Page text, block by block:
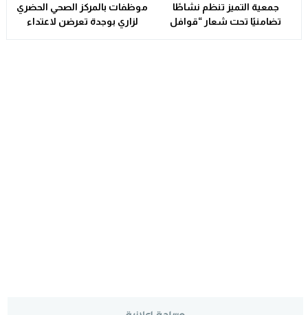
جمعية التميز تنظم نشاطًا
تضامنيًا تحت شعار “قوافل
موظفات بالمركز الصحي الحضري
لزاري بوجدة تعرضن لاعتداء